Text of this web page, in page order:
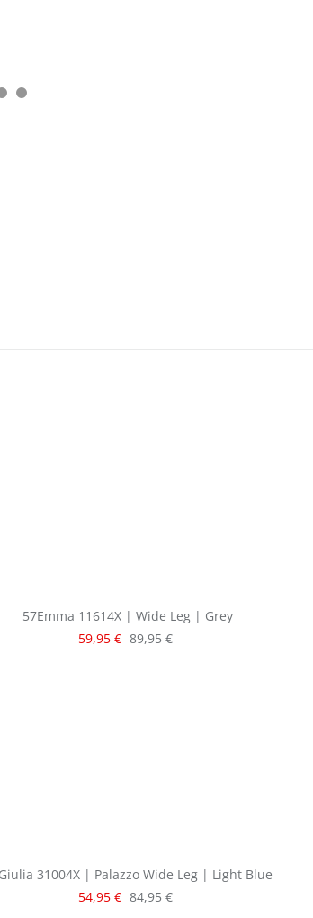
57Emma 11614X | Wide Leg | Grey
Verkaufspreis:
59,95 € Regulärer Preis:
89,95 €
31004X | Palazzo Wide Leg | Light Blue
Verkaufspreis:
54,95 € Regulärer Preis:
84,95 €